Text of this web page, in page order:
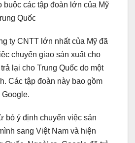
buộc các tập đoàn lớn của Mỹ
Quốc
ty CNTT lớn nhất của Mỹ đã
chuyển giao sản xuất cho
lại cho Trung Quốc do một
Các tập đoàn này bao gồm
bỏ ý định chuyển việc sản
sang Việt Nam và hiện